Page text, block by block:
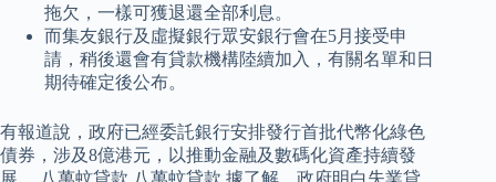
拖欠，一樣可獲退還全部利息。
而集友銀行及虛擬銀行眾安銀行會在5月接受申
請，稍後還會有貸款機構陸續加入，有關名單和日
期待確定後公布。
有報道說，政府已經委託銀行安排發行首批代幣化綠色
債券，涉及8億港元，以推動金融及數碼化資產持續發
展。 八萬蚊貸款 八萬蚊貸款 據了解，政府明白失業貸